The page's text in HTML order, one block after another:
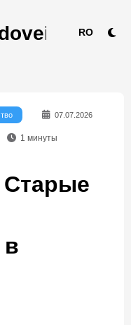
RO
07.07.2026
1 минуты
Старые
в